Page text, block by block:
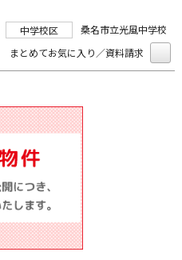
中学校区
桑名市立光風中学校
まとめてお気に入り／資料請求